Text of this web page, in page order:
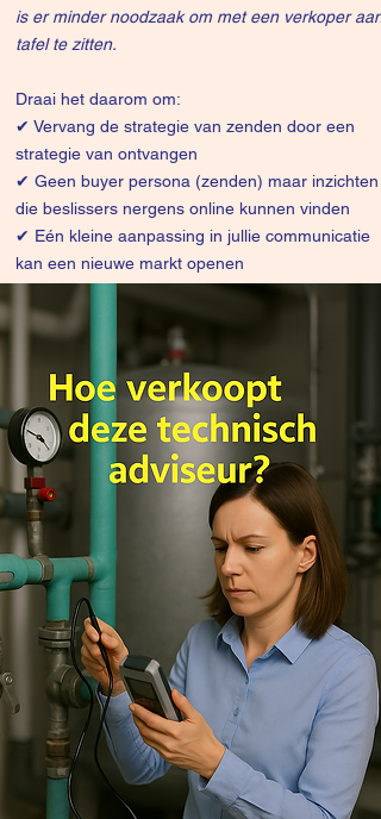
is er minder noodzaak om met een verkoper aan
tafel te zitten.
Draai het daarom om:
✔ Vervang de strategie van zenden door een
strategie van ontvangen
✔ Geen buyer persona (zenden) maar inzichten
die beslissers nergens online kunnen vinden
✔ Eén kleine aanpassing in jullie communicatie
kan een nieuwe markt openen